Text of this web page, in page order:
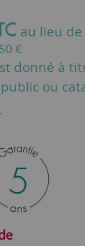
au lieu de
€
donné à
ou